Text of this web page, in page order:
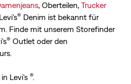
, Oberteilen, Trucker
® Denim ist bekannt für
Finde mit unserem Storefinder
® Outlet oder den
Levi's ®.